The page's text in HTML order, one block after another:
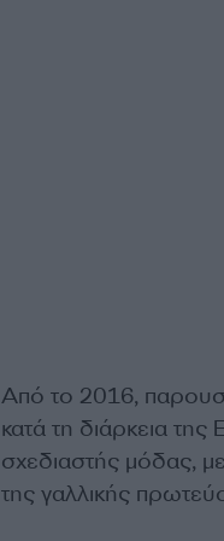
Από το 2016,
κατά τη διάρκεια
σχεδιαστής μόδας,
της γαλλικής